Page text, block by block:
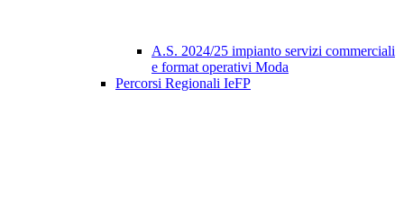
A.S. 2024/25 impianto servizi commerciali
e format operativi Moda
Percorsi Regionali IeFP